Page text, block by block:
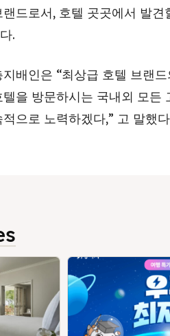
드로서, 호텔 곳곳에서 발
.
배인은 “최상급 호텔 브랜
을 방문하시는 국내외 모든
으로 노력하겠다,” 고 말했